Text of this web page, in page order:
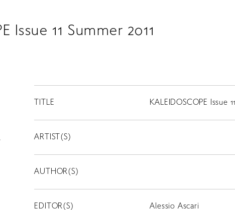
Issue 11 Summer 2011
TITLE KALEIDOSCOPE Issue
ARTIST(S)
AUTHOR(S)
EDITOR(S) Alessio Ascari